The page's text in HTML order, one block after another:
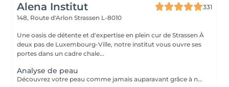
Alena Institut
331
148, Route d'Arlon Strassen L-8010
Une oasis de détente et d'expertise en plein cur de Strassen À
deux pas de Luxembourg-Ville, notre institut vous ouvre ses
portes dans un cadre chale...
Analyse de peau
Découvrez votre peau comme jamais auparavant grâce à notre diagnostic cutané avancé. À l'aide d'un analyseur professionnel et de l'oeil expert de votre esthéticienne, nous évaluons différents paramètres essentiels tels que l'hydratation, le sébum, la profondeur des rides , l'état de votre barrière cutané et beaucoup d'autre mesures afin d'obtenir une vision précise de l'état de votre peau. Cette analyse nous permet de cibler vos besoins réels et de vous orienter vers les soins et les produits les plus adaptés pour optimiser vos résultats. Un véritable point de départ pour construire une routine beauté efficace et personnalisée. Diagnostic offert lorsqu'il est réalisé dans le cadre d'un soin ou à l'achat de produits.